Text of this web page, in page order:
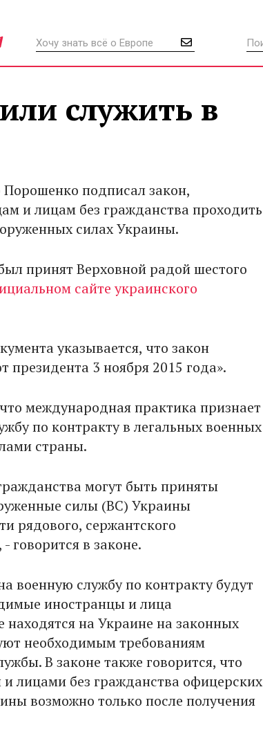
служить в
подписал закон,
и лицам без гражданства проходить
силах Украины.
принят Верховной радой шестого
сайте украинского
указывается, что закон
президента 3 ноября 2015 года».
международная практика признает
по контракту в легальных военных
страны.
могут быть приняты
силы (ВС) Украины
рядового, сержантского
говорится в законе.
военную службу по контракту будут
иностранцы и лица
находятся на Украине на законных
необходимым требованиям
В законе также говорится, что
лицами без гражданства офицерских
возможно только после получения